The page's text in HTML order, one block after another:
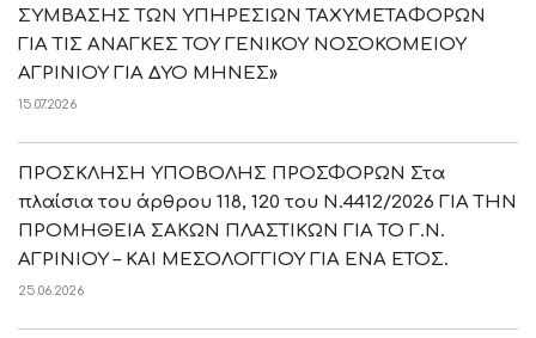
ΣΥΜΒΑΣΗΣ ΤΩΝ ΥΠΗΡΕΣΙΩΝ ΤΑΧΥΜΕΤΑΦΟΡΩΝ
ΓΙΑ ΤΙΣ ΑΝΑΓΚΕΣ ΤΟΥ ΓΕΝΙΚΟΥ ΝΟΣΟΚΟΜΕΙΟΥ
ΑΓΡΙΝΙΟΥ ΓΙΑ ΔΥΟ ΜΗΝΕΣ»
15.07.2026
ΠΡΟΣΚΛΗΣΗ ΥΠΟΒΟΛΗΣ ΠΡΟΣΦΟΡΩΝ Στα
πλαίσια του άρθρου 118, 120 του Ν.4412/2026 ΓΙΑ ΤΗΝ
ΠΡΟΜΗΘΕΙΑ ΣΑΚΩΝ ΠΛΑΣΤΙΚΩΝ ΓΙΑ ΤΟ Γ.Ν.
ΑΓΡΙΝΙΟΥ – ΚΑΙ ΜΕΣΟΛΟΓΓΙΟΥ ΓΙΑ ΕΝΑ ΕΤΟΣ.
25.06.2026